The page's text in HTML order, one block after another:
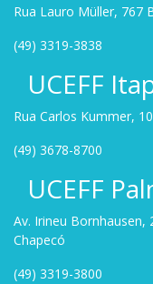
Rua Lauro Müller, 767
(49) 3319-3838
UCEFF
Rua Carlos Kummer,
(49) 3678-8700
UCEFF
Av. Irineu Bornhausen,
Chapecó
(49) 3319-3800